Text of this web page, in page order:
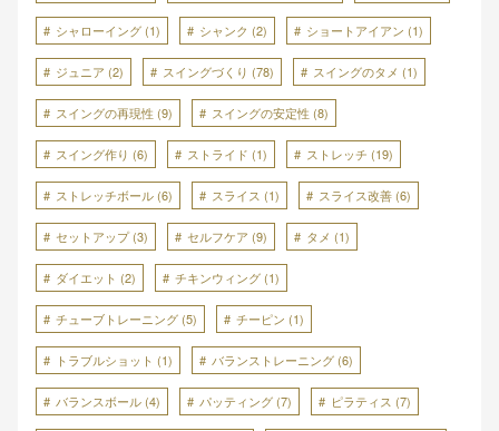
シャローイング (1) シャンク (2) ショートアイアン (1)
ジュニア (2) スイングづくり (78) スイングのタメ (1)
スイングの再現性 (9) スイングの安定性 (8)
スイング作り (6) ストライド (1) ストレッチ (19)
ストレッチボール (6) スライス (1) スライス改善 (6)
セットアップ(3) セルフケア (9) タメ (1)
ダイエット (2) チキンウィング (1)
チューブトレーニング (5) チーピン (1)
トラブルショット (1) バランストレーニング (6)
バランスボール (4) パッティング (7) ピラティス (7)